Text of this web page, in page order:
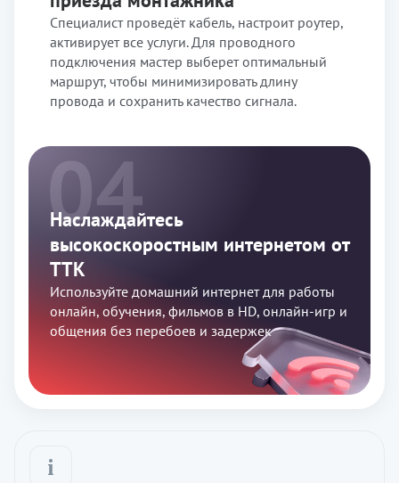
Специалист проведёт кабель, настроит роутер,
активирует все услуги. Для проводного
подключения мастер выберет оптимальный
маршрут, чтобы минимизировать длину
провода и сохранить качество сигнала.
Наслаждайтесь
высокоскоростным интернетом от
ТТК
Используйте домашний интернет для работы
онлайн, обучения, фильмов в HD, онлайн-игр и
общения без перебоев и задержек